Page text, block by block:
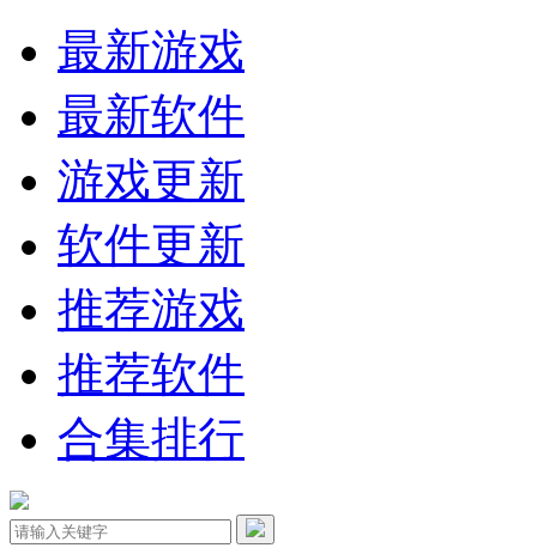
最新游戏
最新软件
游戏更新
软件更新
推荐游戏
推荐软件
合集排行